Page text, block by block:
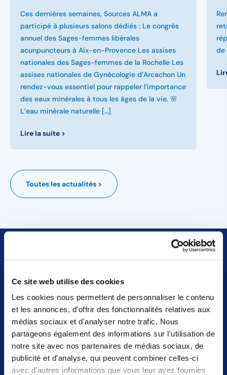
Ce site web utilise des cookies
Les cookies nous permettent de personnaliser le contenu
et les annonces, d'offrir des fonctionnalités relatives aux
médias sociaux et d'analyser notre trafic. Nous
partageons également des informations sur l'utilisation de
notre site avec nos partenaires de médias sociaux, de
publicité et d'analyse, qui peuvent combiner celles-ci
avec d'autres informations que vous leur avez fournies
Ces dernières semaines, Sources ALMA a
participé à plusieurs salons dédiés : Le congrès
annuel des Sages-femmes libérales
acunpuncteurs à Aix-en-Provence Les assises
nationales des Sages-femmes de la Rochelle Les
assises nationales de Gynécologie d’Arcachon Un
rendez-vous essentiel pour rappeler l’importance
des eaux minérales à tous les âges de la vie. 🌸
L’eau minérale naturelle […]
Lire la suite >
de
Toutes les actualités >
Sources ALMA, le meilleur pour tous.
Nous connaître >
Nos marques >